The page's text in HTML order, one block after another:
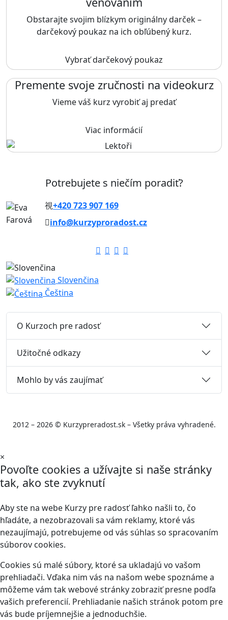
Obstarajte svojim blízkym originálny darček –
darčekový poukaz na ich obľúbený kurz.
Vybrať darčekový poukaz
Premente svoje zručnosti na videokurz
Vieme váš kurz vyrobiť aj predať
Viac informácií
Potrebujete s niečím poradiť?
+420 723 907 169
info@kurzyproradost.cz
Slovenčina
Čeština
O Kurzoch pre radosť
Užitočné odkazy
Mohlo by vás zaujímať
2012 – 2026 © Kurzypreradost.sk – Všetky práva vyhradené.
×
Povoľte cookies a užívajte si naše stránky
tak, ako ste zvyknutí
Aby ste na webe Kurzy pre radosť ľahko našli to, čo
hľadáte, a nezobrazovali sa vám reklamy, ktoré vás
nezaujímajú, potrebujeme od vás súhlas so spracovaním
súborov cookies.
Cookies sú malé súbory, ktoré sa ukladajú vo vašom
prehliadači. Vďaka nim vás na našom webe spoznáme a
môžeme vám tak webové stránky zobraziť presne podľa
vašich preferencií. Prehliadanie našich stránok potom pre
vás bude príjemnejšie a jednoduchšie.